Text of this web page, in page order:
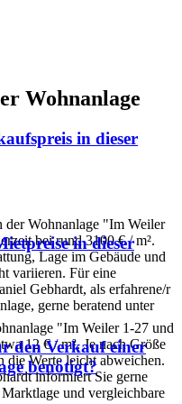
Wohnanlage
in dieser
der Wohnanlage "Im Weiler
bei rund 3100 € / m².
Lage im Gebäude und
variieren. Für eine
Gebhardt, als erfahrene/r
gerne beratend unter
in dieser
"Im Weiler 1-27 und
12 € / m². Je nach Größe
die Werte leicht abweichen.
informiert Sie gerne
und vergleichbare
den Verkauf einer
benötigt?